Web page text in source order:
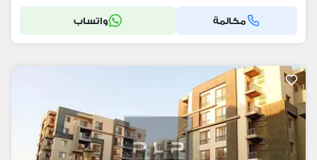
مكالمة واتساب